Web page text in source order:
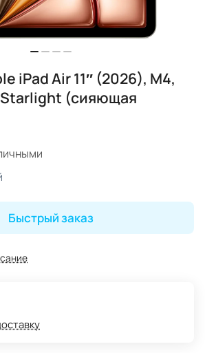
iPad Air 11″ (2026), M4,
Starlight (сияющая
Быстрый заказ